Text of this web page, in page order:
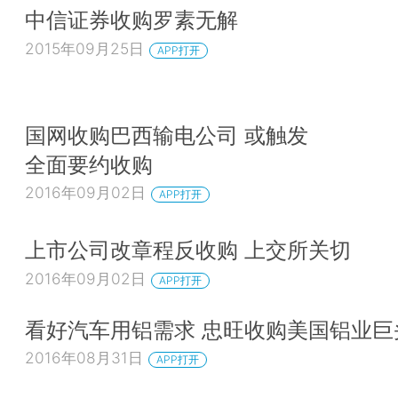
中信证券收购罗素无解
2015年09月25日 APP打开
国网收购巴西输电公司 或触发
全面要约收购
2016年09月02日 APP打开
上市公司改章程反收购 上交所关切
2016年09月02日 APP打开
看好汽车用铝需求 忠旺收购美国铝业
2016年08月31日 APP打开